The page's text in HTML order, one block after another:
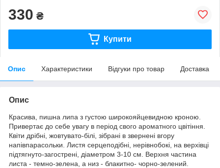
330 ₴
Купити
Опис Характеристики Відгуки про товар Доставка
Опис
Красива, пишна липа з густою широкояйцевидною кроною.
Привертає до себе увагу в період свого ароматного цвітіння.
Квіти дрібні, жовтувато-білі, зібрані в звернені вгору
напівпарасольки. Листя серцеподібні, нерівнобокі, на верхівці
підтягнуто-загострені, діаметром 3-10 см. Верхня частина
листа - темно-зелена, а низ - блакитно- чорно-зелений.